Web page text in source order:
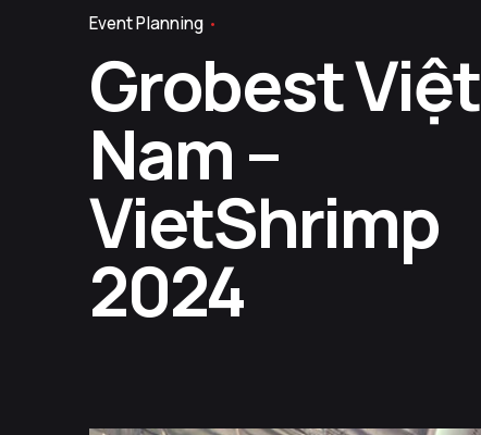
Event Planning
Grobest Việt
Nam –
VietShrimp
2024